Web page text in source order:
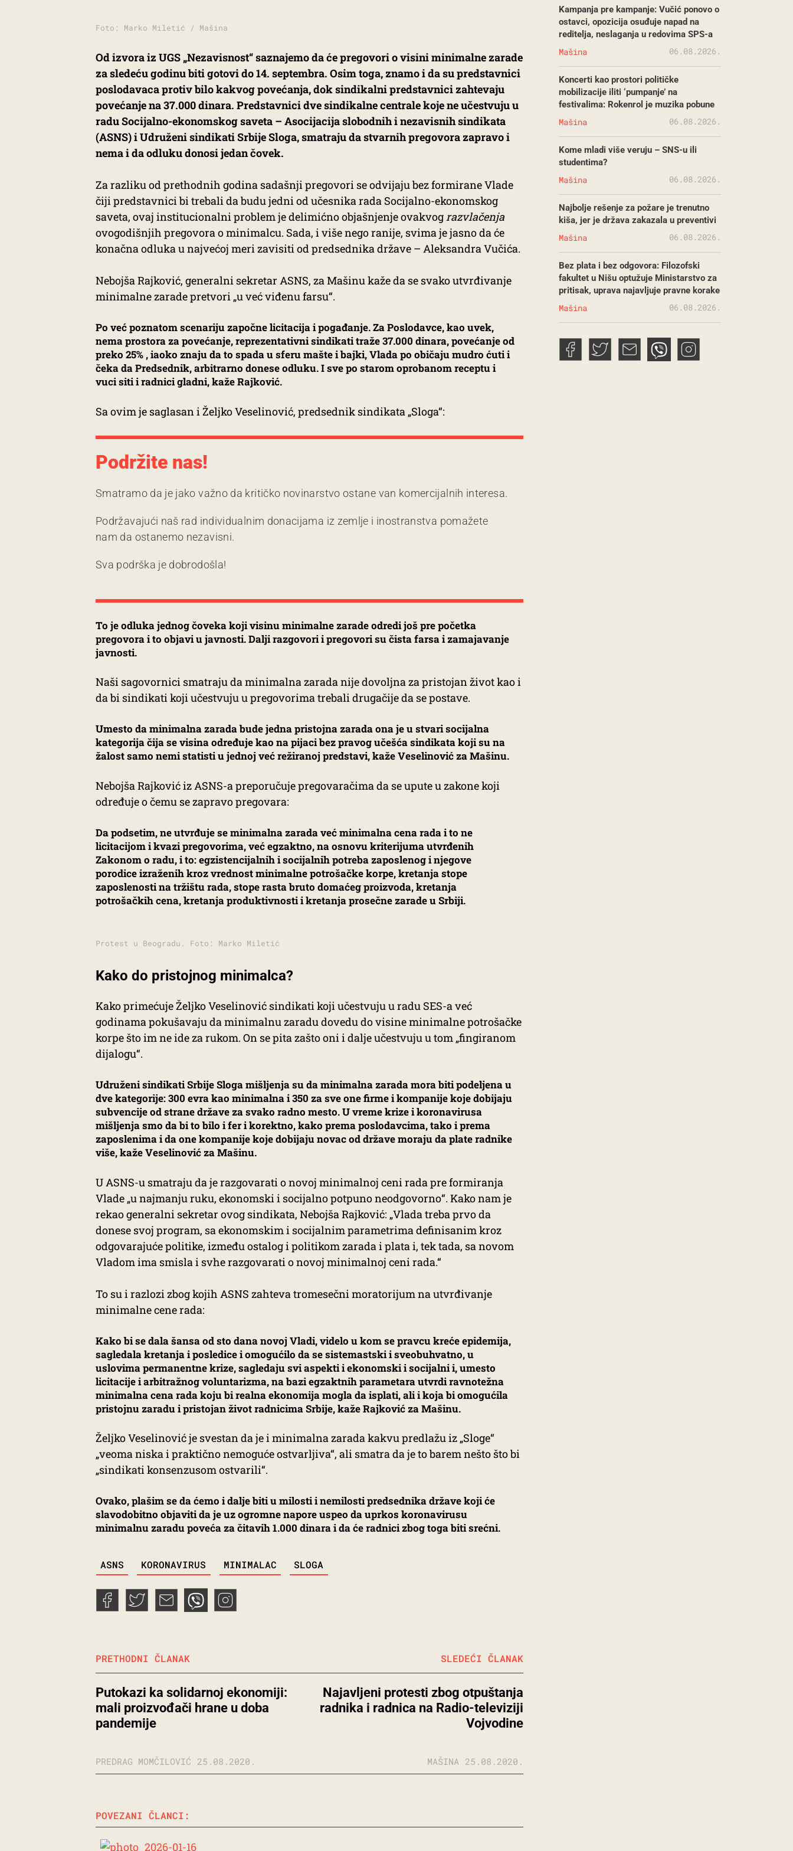
Foto: Marko Miletić / Mašina
Od izvora iz UGS „Nezavisnost“ saznajemo da će pregovori o visini minimalne zarade
za sledeću godinu biti gotovi do 14. septembra. Osim toga, znamo i da su predstavnici
poslodavaca protiv bilo kakvog povećanja, dok sindikalni predstavnici zahtevaju
povećanje na 37.000 dinara. Predstavnici dve sindikalne centrale koje ne učestvuju u
radu Socijalno-ekonomskog saveta – Asocijacija slobodnih i nezavisnih sindikata
(ASNS) i Udruženi sindikati Srbije Sloga, smatraju da stvarnih pregovora zapravo i
nema i da odluku donosi jedan čovek.
Za razliku od prethodnih godina sadašnji pregovori se odvijaju bez formirane Vlade
čiji predstavnici bi trebali da budu jedni od učesnika rada Socijalno-ekonomskog
saveta, ovaj institucionalni problem je delimićno objašnjenje ovakvograzvlačenja
ovogodišnjih pregovora o minimalcu. Sada, i više nego ranije, svima je jasno da će
konačna odluka u najvećoj meri zavisiti od predsednika države – Aleksandra Vučića.
Nebojša Rajković, generalni sekretar ASNS, za Mašinu kaže da se svako utvrđivanje
minimalne zarade pretvori „u već viđenu farsu“.
Po već poznatom scenariju započne licitacija i pogađanje. Za Poslodavce, kao uvek,
nema prostora za povećanje, reprezentativni sindikati traže 37.000 dinara, povećanje od
preko 25% , iaoko znaju da to spada u sferu mašte i bajki, Vlada po običaju mudro ćuti i
čeka da Predsednik, arbitrarno donese odluku. I sve po starom oprobanom receptu i
vuci siti i radnici gladni, kaže Rajković.
Sa ovim je saglasan i Željko Veselinović, predsednik sindikata „Sloga“:
Podržite nas!
Smatramo da je jako važno da kritičko novinarstvo ostane van komercijalnih interesa.
Podržavajući naš rad individualnim donacijama iz zemlje i inostranstva pomažete
nam da ostanemo nezavisni.
Sva podrška je dobrodošla!
To je odluka jednog čoveka koji visinu minimalne zarade odredi još pre početka
pregovora i to objavi u javnosti. Dalji razgovori i pregovori su čista farsa i zamajavanje
javnosti.
Naši sagovornici smatraju da minimalna zarada nije dovoljna za pristojan život kao i
da bi sindikati koji učestvuju u pregovorima trebali drugačije da se postave.
Umesto da minimalna zarada bude jedna pristojna zarada ona je u stvari socijalna
kategorija čija se visina određuje kao na pijaci bez pravog učešća sindikata koji su na
žalost samo nemi statisti u jednoj već režiranoj predstavi, kaže Veselinović za Mašinu.
Nebojša Rajković iz ASNS-a preporučuje pregovaračima da se upute u zakone koji
određuje o čemu se zapravo pregovara:
Da podsetim, ne utvrđuje se minimalna zarada već minimalna cena rada i to ne
licitacijom i kvazi pregovorima, već egzaktno, na osnovu kriterijuma utvrđenih
Zakonom o radu, i to: egzistencijalnih i socijalnih potreba zaposlenog i njegove
porodice izraženih kroz vrednost minimalne potrošačke korpe, kretanja stope
zaposlenosti na tržištu rada, stope rasta bruto domaćeg proizvoda, kretanja
potrošačkih cena, kretanja produktivnosti i kretanja prosečne zarade u Srbiji.
Protest u Beogradu. Foto: Marko Miletić
Kako do pristojnog minimalca?
Kako primećuje Željko Veselinović sindikati koji učestvuju u radu SES-a već
godinama pokušavaju da minimalnu zaradu dovedu do visine minimalne potrošačke
korpe što im ne ide za rukom. On se pita zašto oni i dalje učestvuju u tom „fingiranom
dijalogu“.
Udruženi sindikati Srbije Sloga mišljenja su da minimalna zarada mora biti podeljena u
dve kategorije: 300 evra kao minimalna i 350 za sve one firme i kompanije koje dobijaju
subvencije od strane države za svako radno mesto. U vreme krize i koronavirusa
mišljenja smo da bi to bilo i fer i korektno, kako prema poslodavcima, tako i prema
zaposlenima i da one kompanije koje dobijaju novac od države moraju da plate radnike
više, kaže Veselinović za Mašinu.
U ASNS-u smatraju da je razgovarati o novoj minimalnoj ceni rada pre formiranja
Vlade „u najmanju ruku, ekonomski i socijalno potpuno neodgovorno“. Kako nam je
rekao generalni sekretar ovog sindikata, Nebojša Rajković: „Vlada treba prvo da
donese svoj program, sa ekonomskim i socijalnim parametrima definisanim kroz
odgovarajuće politike, između ostalog i politikom zarada i plata i, tek tada, sa novom
Vladom ima smisla i svhe razgovarati o novoj minimalnoj ceni rada.“
To su i razlozi zbog kojih ASNS zahteva tromesečni moratorijum na utvrđivanje
minimalne cene rada:
Kako bi se dala šansa od sto dana novoj Vladi, videlo u kom se pravcu kreće epidemija,
sagledala kretanja i posledice i omogućilo da se sistemastski i sveobuhvatno, u
uslovima permanentne krize, sagledaju svi aspekti i ekonomski i socijalni i, umesto
licitacije i arbitražnog voluntarizma, na bazi egzaktnih parametara utvrdi ravnotežna
minimalna cena rada koju bi realna ekonomija mogla da isplati, ali i koja bi omogućila
pristojnu zaradu i pristojan život radnicima Srbije, kaže Rajković za Mašinu.
Željko Veselinović je svestan da je i minimalna zarada kakvu predlažu iz „Sloge“
„veoma niska i praktično nemoguće ostvarljiva“, ali smatra da je to barem nešto što bi
„sindikati konsenzusom ostvarili“.
Ovako, plašim se da ćemo i dalje biti u milosti i nemilosti predsednika države koji će
slavodobitno objaviti da je uz ogromne napore uspeo da uprkos koronavirusu
minimalnu zaradu poveća za čitavih 1.000 dinara i da će radnici zbog toga biti srećni.
ASNS KORONAVIRUS MINIMALAC SLOGA
PRETHODNI ČLANAK
Putokazi ka solidarnoj ekonomiji:
mali proizvođači hrane u doba
pandemije
PREDRAG MOMČILOVIĆ 25.08.2020.
Najavljeni protesti zbog otpuštanja
radnika i radnica na Radio-televiziji
Vojvodine
SLEDEĆI ČLANAK
MAŠINA 25.08.2020.
POVEZANI ČLANCI:
Kampanja pre kampanje: Vučić ponovo o
ostavci, opozicija osuđuje napad na
reditelja, neslaganja u redovima SPS-a
Mašina 06.08.2026.
Koncerti kao prostori političke
mobilizacije iliti ‘pumpanje’ na
festivalima: Rokenrol je muzika pobune
Mašina 06.08.2026.
Kome mladi više veruju – SNS-u ili
studentima?
Mašina 06.08.2026.
Najbolje rešenje za požare je trenutno
kiša, jer je država zakazala u preventivi
Mašina 06.08.2026.
Bez plata i bez odgovora: Filozofski
fakultet u Nišu optužuje Ministarstvo za
pritisak, uprava najavljuje pravne korake
Mašina 06.08.2026.